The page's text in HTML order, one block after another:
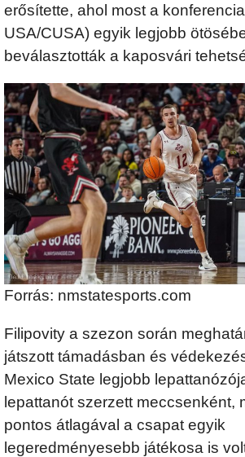
erősítette, ahol most a
USA/CUSA) egyik legjobb
beválasztották a kaposvári
Forrás: nmstatesports.com
Filipovity a szezon során
játszott támadásban és
Mexico State legjobb
lepattanót szerzett meccsenként,
pontos átlagával a csapat egyik
legeredményesebb játékosa is